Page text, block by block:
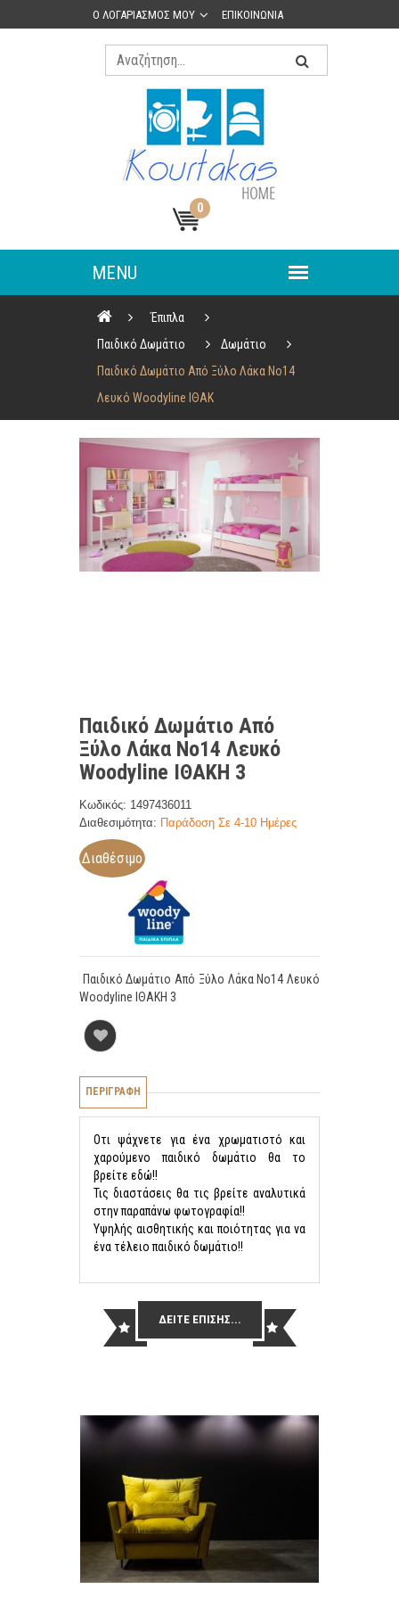
Ο ΛΟΓΑΡΙΑΣΜΟΣ ΜΟΥ ΕΠΙΚΟΙΝΩΝΙΑ
0
Έπιπλα
Παιδικό Δωμάτιο
Δωμάτιο
Παιδικό Δωμάτιο Από Ξύλο Λάκα No14
Λευκό Woodyline ΙΘΑΚ
Παιδικό Δωμάτιο Από
Ξύλο Λάκα No14 Λευκό
Woodyline ΙΘΑΚΗ 3
Κωδικός: 1497436011
Διαθεσιμότητα: Παράδοση Σε 4-10 Ημέρες
Διαθέσιμο
Παιδικό Δωμάτιο Από Ξύλο Λάκα No14 Λευκό
Woodyline ΙΘΑΚΗ 3
ΠΕΡΙΓΡΑΦΗ
Οτι ψάχνετε για ένα χρωματιστό και
χαρούμενο παιδικό δωμάτιο θα το
βρείτε εδώ!!
Τις διαστάσεις θα τις βρείτε αναλυτικά
στην παραπάνω φωτογραφία!!
Υψηλής αισθητικής και ποιότητας για να
ένα τέλειο παιδικό δωμάτιο!!
ΔΕΙΤΕ ΕΠΙΣΗΣ...